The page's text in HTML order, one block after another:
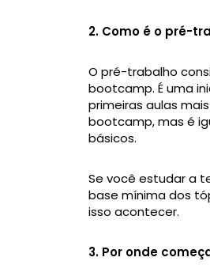
2. Como é o pré-
O pré-trabalho
bootcamp. É uma
primeiras aulas
bootcamp, mas é
básicos.
Se você estudar a
base mínima dos
isso acontecer.
3. Por onde